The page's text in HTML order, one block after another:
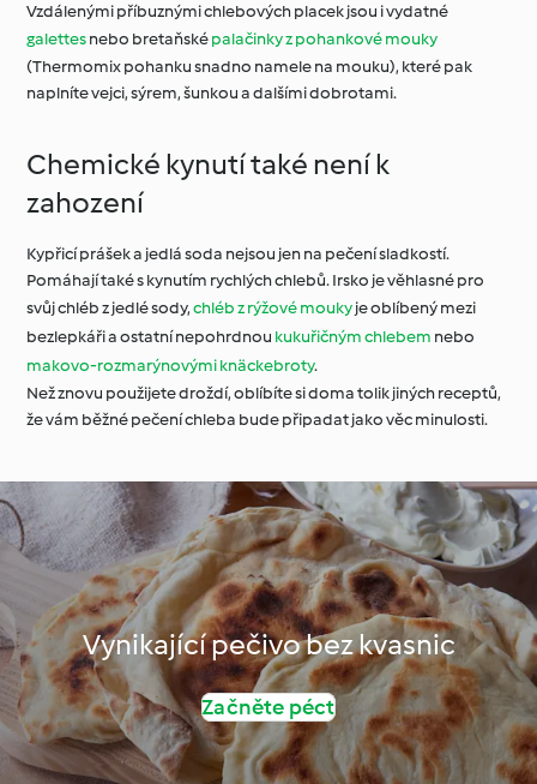
Vzdálenými příbuznými chlebových placek jsou i vydatné
galettesnebo bretaňsképalačinky z pohankové mouky
(Thermomix pohanku snadno namele na mouku), které pak
naplníte vejci, sýrem, šunkou a dalšími dobrotami.
Chemické kynutí také není k
zahození
Kypřicí prášek a jedlá soda nejsou jen na pečení sladkostí.
Pomáhají také s kynutím rychlých chlebů. Irsko je věhlasné pro
svůj chléb z jedlé sody,chléb z rýžové moukyje oblíbený mezi
bezlepkáři a ostatní nepohrdnou kukuřičným chlebem nebo
makovo-rozmarýnovými knäckebroty.
Než znovu použijete droždí, oblíbíte si doma tolik jiných receptů,
že vám běžné pečení chleba bude připadat jako věc minulosti.
Vynikající pečivo bez kvasnic
Začněte péct